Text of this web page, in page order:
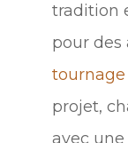
tradition
pour des
tournage
projet,
avec